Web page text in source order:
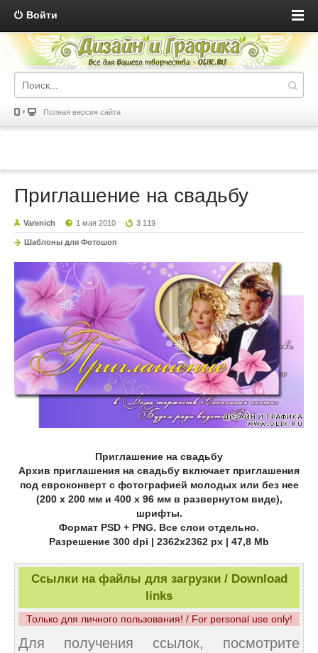
Войти
Полная версия сайта
Приглашение на свадьбу
Varenich 1 мая 2010 3 119
Шаблоны для Фотошоп
Приглашение на свадьбу
Архив приглашения на свадьбу включает приглашения
под евроконверт с фотографией молодых или без нее
(200 х 200 мм и 400 х 96 мм в развернутом виде),
шрифты.
Формат PSD + PNG. Все слои отдельно.
Разрешение 300 dpi | 2362x2362 px | 47,8 Мb
Ссылки на файлы для загрузки / Download
links
Только для личного пользования! / For personal use only!
Для получения ссылок, посмотрите